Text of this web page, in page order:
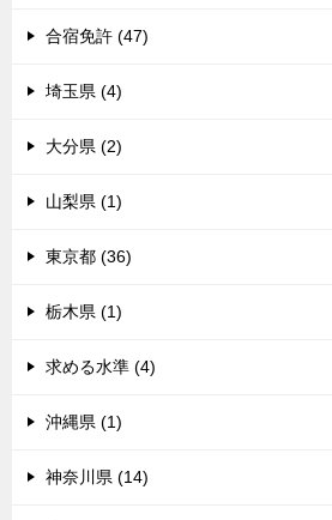
合宿免許 (47)
埼玉県 (4)
大分県 (2)
山梨県 (1)
東京都 (36)
栃木県 (1)
求める水準 (4)
沖縄県 (1)
神奈川県 (14)